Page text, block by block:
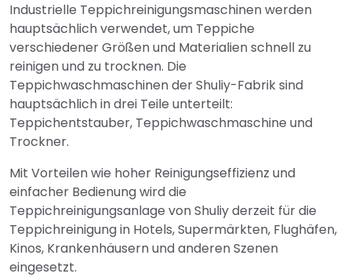
Industrielle Teppichreinigungsmaschinen werden
hauptsächlich verwendet, um Teppiche
verschiedener Größen und Materialien schnell zu
reinigen und zu trocknen. Die
Teppichwaschmaschinen der Shuliy-Fabrik sind
hauptsächlich in drei Teile unterteilt:
Teppichentstauber, Teppichwaschmaschine und
Trockner.
Mit Vorteilen wie hoher Reinigungseffizienz und
einfacher Bedienung wird die
Teppichreinigungsanlage von Shuliy derzeit für die
Teppichreinigung in Hotels, Supermärkten, Flughäfen,
Kinos, Krankenhäusern und anderen Szenen
eingesetzt.